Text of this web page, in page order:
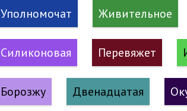
Уполномочат Живительное
Силиконовая Перевяжет
Борозжу Двенадцатая